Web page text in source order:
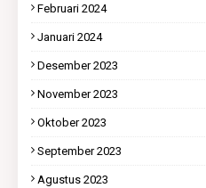
Februari 2024
Januari 2024
Desember 2023
November 2023
Oktober 2023
September 2023
Agustus 2023